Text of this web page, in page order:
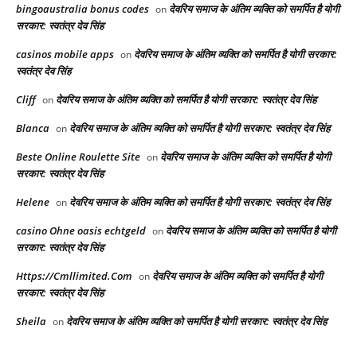
bingoaustralia bonus codes on देवरिय समाज के अंतिम व्यक्ति को समर्पित है योगी
सरकार: स्वतंत्र देव सिंह
casinos mobile apps on देवरिय समाज के अंतिम व्यक्ति को समर्पित है योगी सरकार:
स्वतंत्र देव सिंह
Cliff on देवरिय समाज के अंतिम व्यक्ति को समर्पित है योगी सरकार: स्वतंत्र देव सिंह
Blanca on देवरिय समाज के अंतिम व्यक्ति को समर्पित है योगी सरकार: स्वतंत्र देव सिंह
Beste Online Roulette Site on देवरिय समाज के अंतिम व्यक्ति को समर्पित है योगी
सरकार: स्वतंत्र देव सिंह
Helene on देवरिय समाज के अंतिम व्यक्ति को समर्पित है योगी सरकार: स्वतंत्र देव सिंह
casino Ohne oasis echtgeld on देवरिय समाज के अंतिम व्यक्ति को समर्पित है योगी
सरकार: स्वतंत्र देव सिंह
Https://Cmllimited.Com on देवरिय समाज के अंतिम व्यक्ति को समर्पित है योगी
सरकार: स्वतंत्र देव सिंह
Sheila on देवरिय समाज के अंतिम व्यक्ति को समर्पित है योगी सरकार: स्वतंत्र देव सिंह